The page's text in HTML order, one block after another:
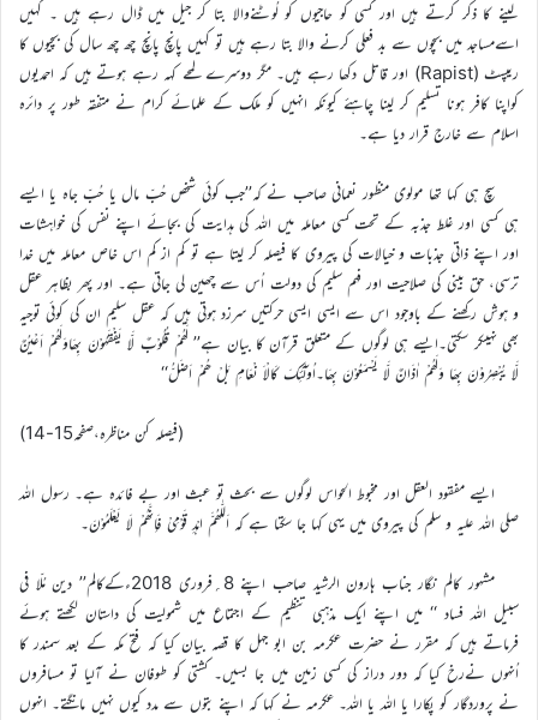
لینے کا ذکر کرتے ہیں اور کسی کو حاجیوں کو لُوٹنےوالا بتا کر جیل میں ڈال رہے ہیں ۔ کہیں
اسےمساجد میں بچوں سے بد فعلی کرنے والا بتا رہے ہیں تو کہیں پانچ پانچ چھ چھ سال کی بچیوں کا
ریپسٹ (Rapist) اور قاتل دکھا رہے ہیں۔ مگر دوسرے لمحے کہہ رہے ہوتے ہیں کہ احمدیوں
کواپنا کافر ہونا تسلیم کر لینا چاہئے کیونکہ انہیں کو ملک کے علمائے کرام نے متفقہ طور پر دائرہ
اسلام سے خارج قرار دیا ہے۔
سچ ہی کہا تھا مولوی منظور نعمانی صاحب نے کہ’’جب کوئی شخص حُبّ مال یا حُبّ جاہ یا ایسے
ہی کسی اور غلط جذبہ کے تحت کسی معاملہ میں اللہ کی ہدایت کی بجائے اپنے نفس کی خواہشات
اور اپنے ذاتی جذبات و خیالات کی پیروی کا فیصلہ کر لیتا ہے تو کم از کم اس خاص معاملہ میں خدا
ترسی، حق بینی کی صلاحیت اور فہم سلیم کی دولت اُس سے چھین لی جاتی ہے۔ اور پھر بظاہر عقل
و ہوش رکھنے کے باوجود اس سے ایسی ایسی حرکتیں سرزد ہوتی ہیں کہ عقل سلیم ان کی کوئی توجیہ
بھی نہیںکر سکتی۔ایسے ہی لوگوں کے متعلق قرآن کا بیان ہے’’ لَھُمْ قُلُوْبٌ لَّا یَفْقَہُوْنَ بِھَاوَلَھُمْ اَعْیُنٌ
لَّا یُبْصِرُوْنَ بِھَا وَلَھُمْ اٰذَانٌ لَّا یَسْمَعُوْنَ بِھَا۔اُولٰٓئِکَ کَالْاَ نْعَامِ بَلْ ھُمْ اَضَلُّ‘‘
(فیصلہ کن مناظرہ،صفحہ15-14)
ایسے مفقود العقل اور مخبوط الحواس لوگوں سے بحث تو عبث اور بے فائدہ ہے۔ رسول اللہ
صلی اللہ علیہ و سلم کی پیروی میں یہی کہا جا سکتا ہے کہ اَللّٰھُمَّ اہْدِ قَوْمِیْ فَاِنَّھُمْ لَا یَعْلَمُوْنَ۔
مشہور کالم نگار جناب ہارون الرشید صاحب اپنے 8؍فروری 2018ءکےکالم’’ دین مُلّا فی
سبیل اللہ فساد ‘‘ میں اپنے ایک مذہبی تنظیم کے اجتماع میں شمولیت کی داستان لکھتے ہوئے
فرماتے ہیں کہ مقرر نے حضرت عکرمہ بن ابو جہل کا قصہ بیان کیا کہ فتح مکہ کے بعد سمندر کا
اُنہوں نےرخ کیا کہ دور دراز کی کسی زمین میں جا بسیں۔ کشتی کو طوفان نے آلیا تو مسافروں
نے پروردگار کو پکارا یا اللہ یا اللہ۔ عکرمہ نے کہا کہ اپنے بتوں سے مدد کیوں نہیں مانگتے۔ انہوں